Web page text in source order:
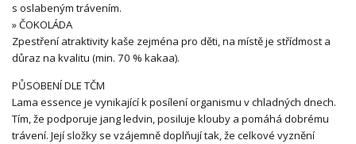
s oslabeným trávením.
» ČOKOLÁDA
Zpestření atraktivity kaše zejména pro děti, na místě je střídmost a
důraz na kvalitu (min. 70 % kakaa).
PŮSOBENÍ DLE TČM
Lama essence je vynikající k posílení organismu v chladných dnech.
Tím, že podporuje jang ledvin, posiluje klouby a pomáhá dobrému
trávení. Její složky se vzájemně doplňují tak, že celkové vyznění